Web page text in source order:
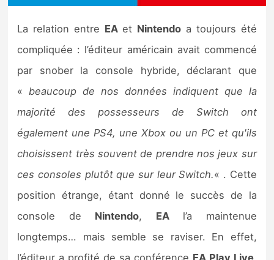
Tests de jeux
Tests d’accessoires
Autres tests
Previews
Précommandes
Précommandes jeux Switch 2
Sorties de jeux
La relation entre EAet Nintendo a toujours été
compliquée : l’éditeur américain avait commencé
par snober la console hybride, déclarant que
« beaucoup de nos données indiquent que la
majorité des possesseurs de Switch ont
également une PS4, une Xbox ou un PC et qu'ils
choisissent très souvent de prendre nos jeux sur
ces consoles plutôt que sur leur Switch.« . Cette
position étrange, étant donné le succès de la
console de Nintendo, EAl’a maintenue
longtemps… mais semble se raviser. En effet,
l’éditeur a profité de sa conférence EA Play Live,